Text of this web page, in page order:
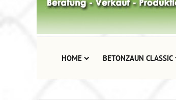
HOME BETONZAUN CLASSIC